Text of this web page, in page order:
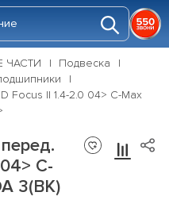
ЧАСТИ
Подвеска
Focus II 1.4-2.0 04> C-Max
C-
3(BK)